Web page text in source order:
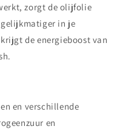
zorgt de olijfolie
in je
de energieboost van
en verschillende
en